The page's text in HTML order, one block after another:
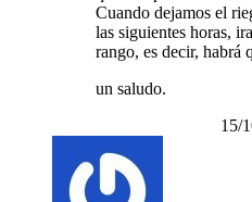
Cuando dejamos el
las siguientes horas,
rango, es decir, habrá
un saludo.
15/